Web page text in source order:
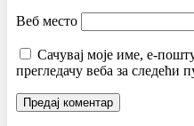
Веб место
Сачувај моје име, е-
прегледачу веба за следећи